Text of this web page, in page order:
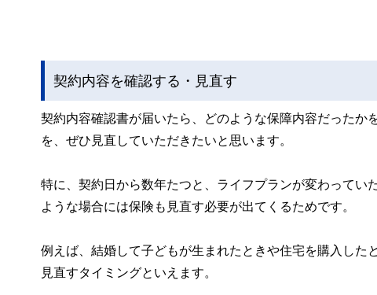
契約内容を確認する・見直す
契約内容確認書が届いたら、どのような保障内容だった
を、ぜひ見直していただきたいと思います。
特に、契約日から数年たつと、ライフプランが変わって
ような場合には保険も見直す必要が出てくるためです。
例えば、結婚して子どもが生まれたときや住宅を購入し
見直すタイミングといえます。